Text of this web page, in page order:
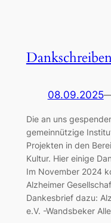
08.09.2025
Die an uns
gemeinnützige
Projekten in den
Kultur. Hier einige
Im November 2024
Alzheimer
Dankesbrief dazu:
e.V. -Wandsbeker